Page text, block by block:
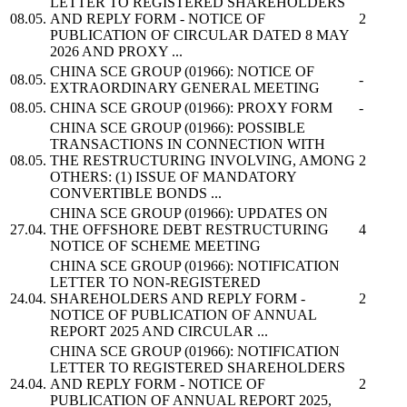
08.05. AND REPLY FORM - NOTICE OF
PUBLICATION OF CIRCULAR DATED 8 MAY
2026 AND PROXY ...
2
08.05.
CHINA SCE GROUP(01966): NOTICE OF
EXTRAORDINARY GENERAL MEETING
-
08.05. CHINA SCE GROUP(01966): PROXY FORM -
08.05.
CHINA SCE GROUP(01966): POSSIBLE
TRANSACTIONS IN CONNECTION WITH
THE RESTRUCTURING INVOLVING, AMONG
OTHERS: (1) ISSUE OF MANDATORY
CONVERTIBLE BONDS ...
2
27.04.
CHINA SCE GROUP(01966): UPDATES ON
THE OFFSHORE DEBT RESTRUCTURING
NOTICE OF SCHEME MEETING
4
24.04.
CHINA SCE GROUP(01966): NOTIFICATION
LETTER TO NON-REGISTERED
SHAREHOLDERS AND REPLY FORM -
NOTICE OF PUBLICATION OF ANNUAL
REPORT 2025 AND CIRCULAR ...
2
24.04.
CHINA SCE GROUP(01966): NOTIFICATION
LETTER TO REGISTERED SHAREHOLDERS
AND REPLY FORM - NOTICE OF
PUBLICATION OF ANNUAL REPORT 2025,
2